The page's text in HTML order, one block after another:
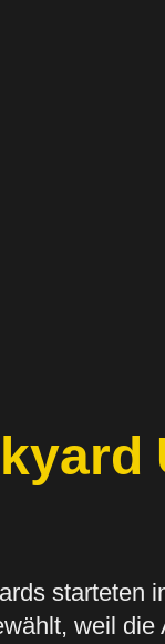
starteten
weil